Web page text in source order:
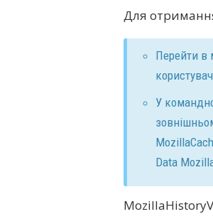
Для
Перейти в
У
Data